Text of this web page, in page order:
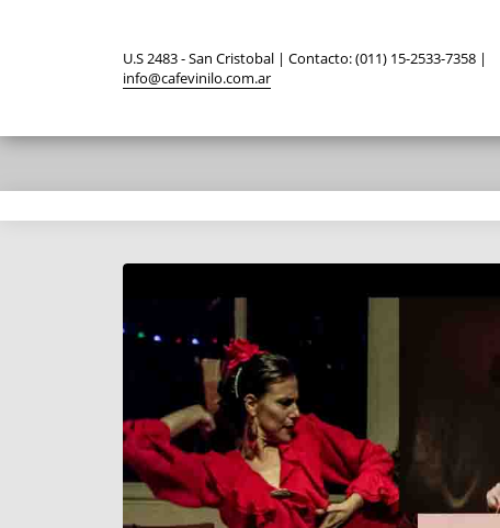
U.S 2483 - San Cristobal | Contacto: (011) 15-2533-7358 |
info@cafevinilo.com.ar